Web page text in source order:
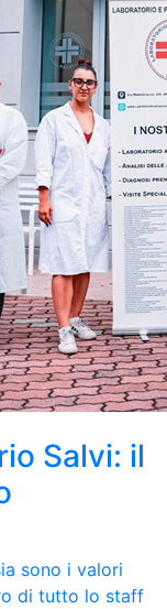
Salvi: il
sono i valori
di tutto lo staff